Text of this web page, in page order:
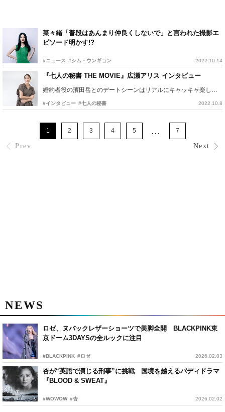
菜々緒「普段はあんまり仲良くしないで」と言われた撮影エ
ピソード明かす!?
#ニュース #シム・ウンギョン 2022.10.14
『七人の秘書 THE MOVIE』広瀬アリス インタビュー
婚約者役の濱田岳とのデートシーンはリアルにキャッキャ楽しんだ！
#インタビュー #七人の秘書 2022.10.8
Prev
1 2 3 4 5 ... 7
Next
NEWS
ロゼ、ヌバックレザーショーツで美脚全開 BLACKPINK東
京ドーム3DAYSの全ルックに注目
#BLACKPINK #ロゼ 2026.02.03
杏が“英語で演じる刑事”に挑戦 国境を越えるバディドラマ
『BLOOD & SWEAT』
#WOWOW #杏 2026.02.02